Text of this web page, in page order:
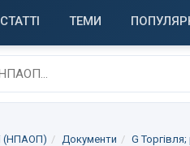
СТАТТІ ТЕМИ
(НПАОП) Документи G